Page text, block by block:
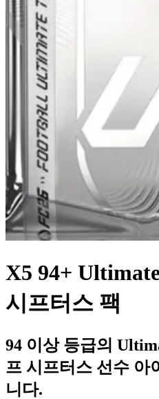
X5 94+
시프터스 팩
94 이상 등급의
프 시프터스 선수 아
니다.